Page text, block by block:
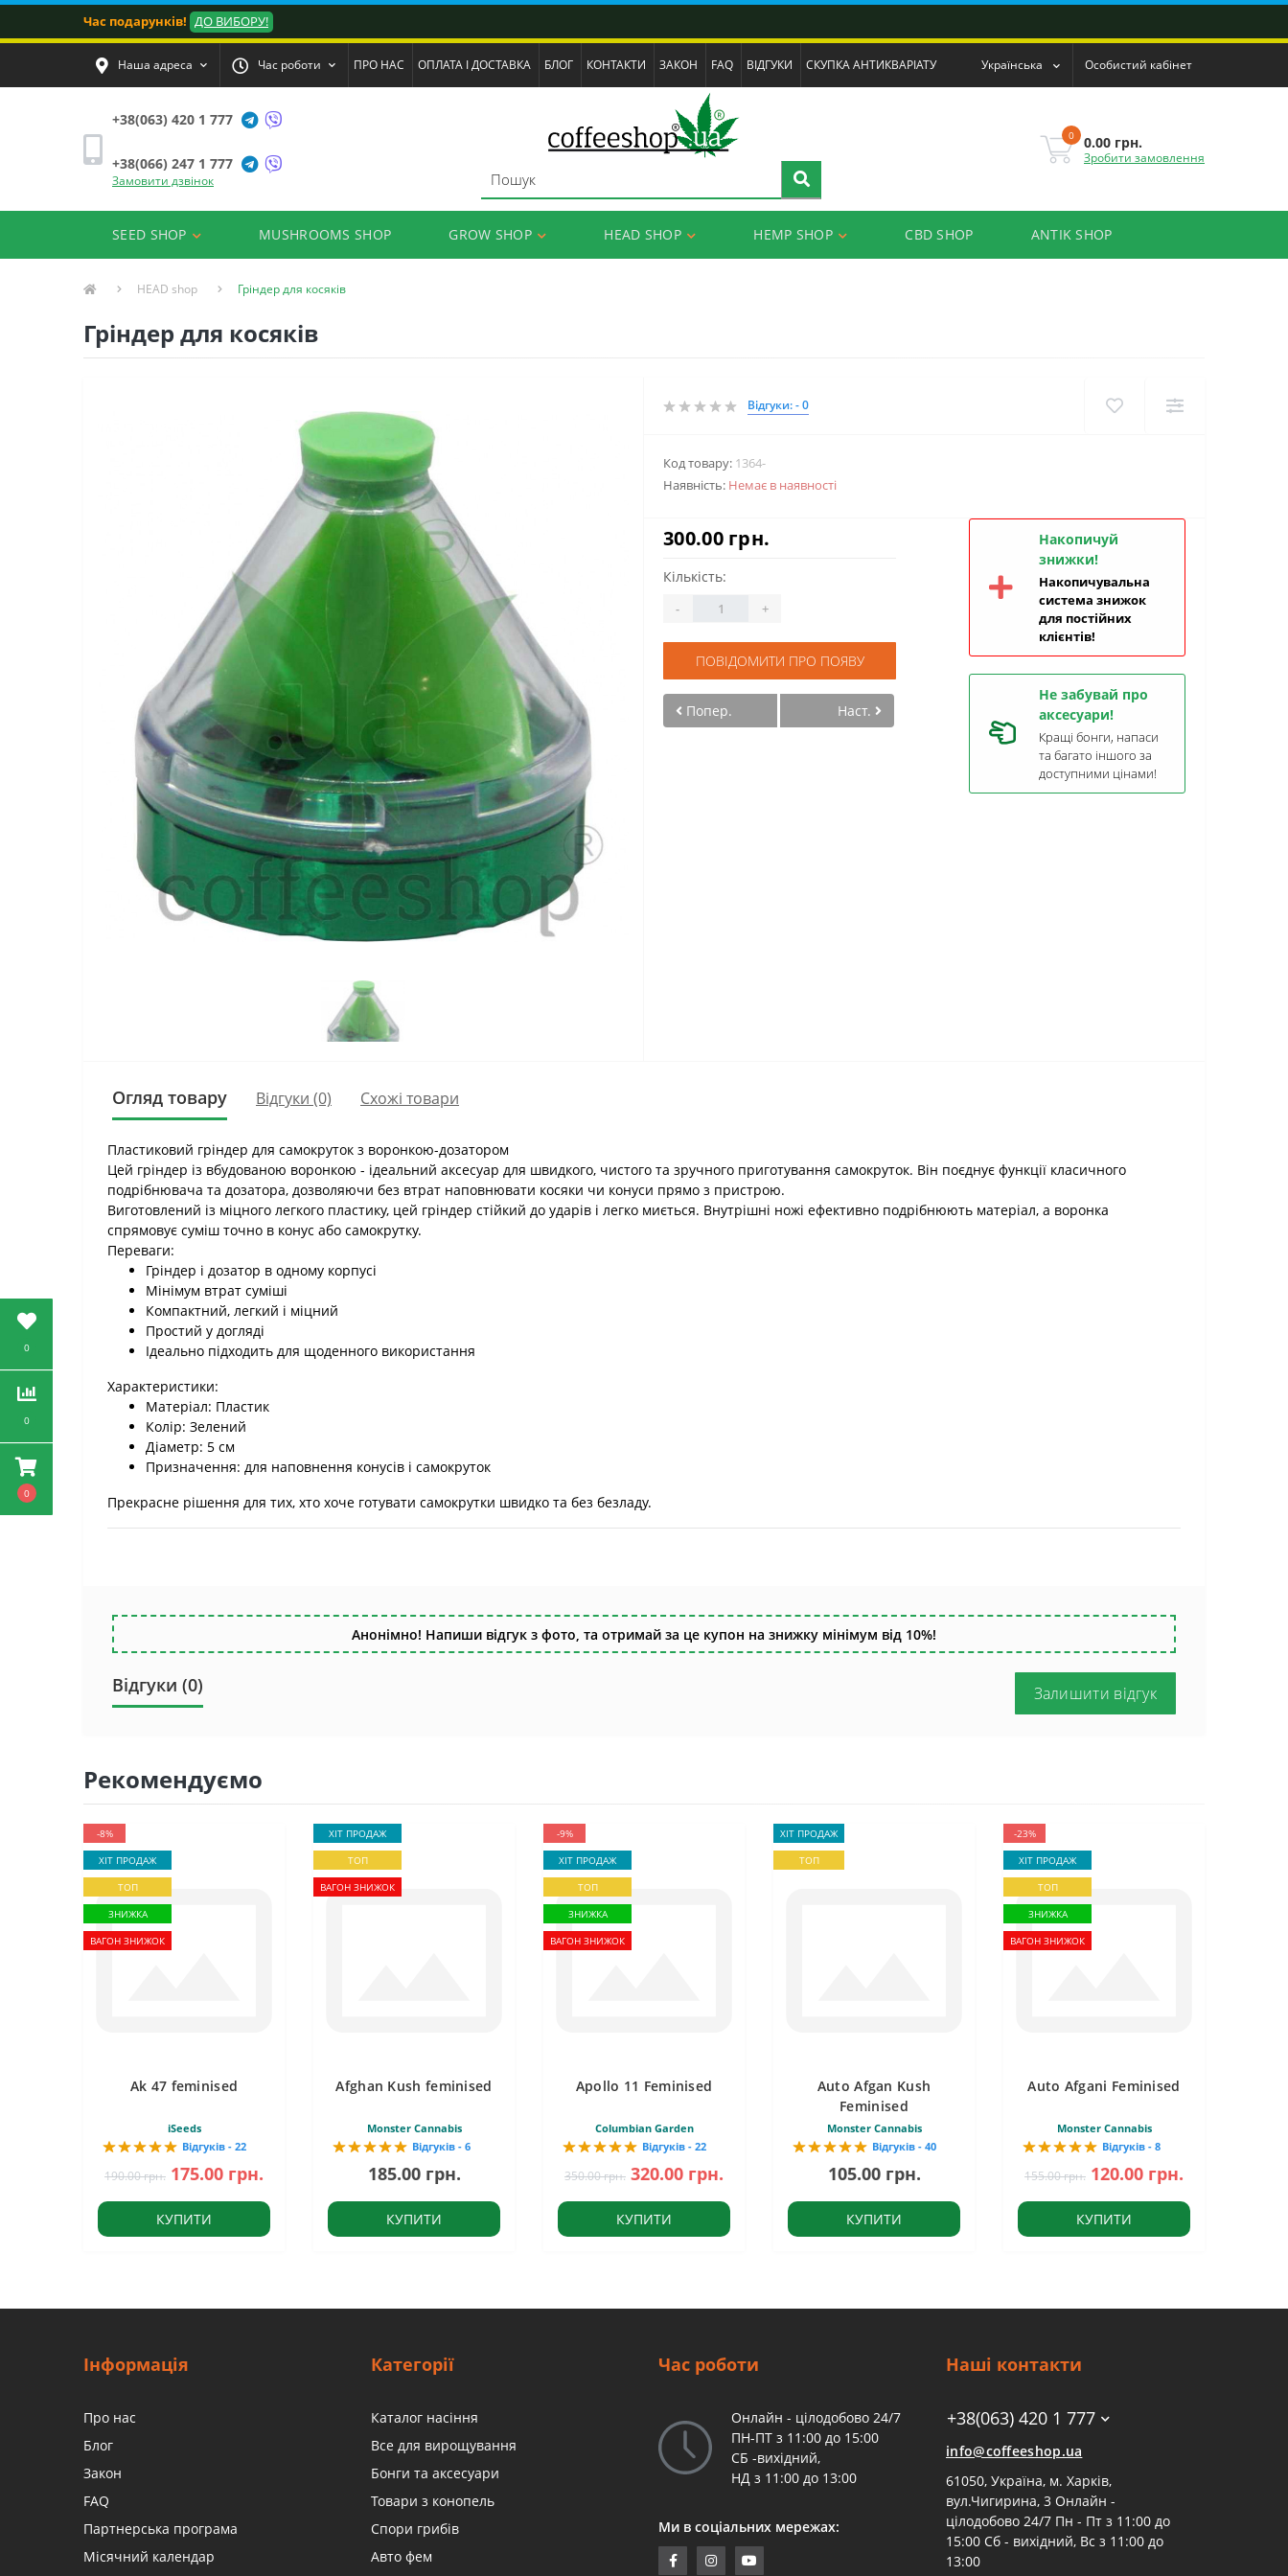
0
0
0
Час подарунків! ДО ВИБОРУ!
Наша адреса Час роботи ПРО НАС ОПЛАТА І ДОСТАВКА БЛОГ КОНТАКТИ ЗАКОН FAQ ВІДГУКИ СКУПКА АНТИКВАРІАТУ Українська Особистий кабінет
+38(063) 420 1 777
+38(066) 247 1 777
Замовити дзвінок
0 0.00 грн.
Зробити замовлення
SEED SHOP MUSHROOMS SHOP GROW SHOP HEAD SHOP HEMP SHOP CBD SHOP ANTIK SHOP
HEAD shop Гріндер для косяків
Гріндер для косяків
Відгуки: - 0
Код товару: 1364-
Наявність: Немає в наявності
300.00 грн.
Кількість:
- +
ПОВІДОМИТИ ПРО ПОЯВУ
Попер. Наст.
Накопичуй
знижки!
Накопичувальна
система знижок
для постійних
клієнтів!
Не забувай про
аксесуари!
Кращі бонги, напаси
та багато іншого за
доступними цінами!
Огляд товару Відгуки (0) Схожі товари
Пластиковий гріндер для самокруток з воронкою-дозатором
Цей гріндер із вбудованою воронкою - ідеальний аксесуар для швидкого, чистого та зручного приготування самокруток. Він поєднує функції класичного
подрібнювача та дозатора, дозволяючи без втрат наповнювати косяки чи конуси прямо з пристрою.
Виготовлений із міцного легкого пластику, цей гріндер стійкий до ударів і легко миється. Внутрішні ножі ефективно подрібнюють матеріал, а воронка
спрямовує суміш точно в конус або самокрутку.
Переваги:
Гріндер і дозатор в одному корпусі
Мінімум втрат суміші
Компактний, легкий і міцний
Простий у догляді
Ідеально підходить для щоденного використання
Характеристики:
Матеріал: Пластик
Колір: Зелений
Діаметр: 5 см
Призначення: для наповнення конусів і самокруток
Прекрасне рішення для тих, хто хоче готувати самокрутки швидко та без безладу.
Анонімно! Напиши відгук з фото, та отримай за це купон на знижку мінімум від 10%!
Відгуки (0) Залишити відгук
Рекомендуємо
-8%
ХІТ ПРОДАЖ
ТОП
ЗНИЖКА
ВАГОН ЗНИЖОК
Ak 47 feminised
iSeeds
Відгуків - 22
190.00 грн. 175.00 грн.
КУПИТИ
ХІТ ПРОДАЖ
ТОП
ВАГОН ЗНИЖОК
Afghan Kush feminised
Monster Cannabis
Відгуків - 6
185.00 грн.
КУПИТИ
-9%
ХІТ ПРОДАЖ
ТОП
ЗНИЖКА
ВАГОН ЗНИЖОК
Apollo 11 Feminised
Columbian Garden
Відгуків - 22
350.00 грн. 320.00 грн.
КУПИТИ
ХІТ ПРОДАЖ
ТОП
Auto Afgan Kush
Feminised
Monster Cannabis
Відгуків - 40
105.00 грн.
КУПИТИ
-23%
ХІТ ПРОДАЖ
ТОП
ЗНИЖКА
ВАГОН ЗНИЖОК
Auto Afgani Feminised
Monster Cannabis
Відгуків - 8
155.00 грн. 120.00 грн.
КУПИТИ
Інформація
Про нас
Блог
Закон
FAQ
Партнерська програма
Місячний календар
Категорії
Каталог насіння
Все для вирощування
Бонги та аксесуари
Товари з конопель
Спори грибів
Авто фем
Час роботи
Онлайн - цілодобово 24/7
ПН-ПТ з 11:00 до 15:00
СБ -вихідний,
НД з 11:00 до 13:00
Ми в соціальних мережах:
Наші контакти
+38(063) 420 1 777
info@coffeeshop.ua
61050, Україна, м. Харків,
вул.Чигирина, 3 Онлайн -
цілодобово 24/7 Пн - Пт з 11:00 до
15:00 Сб - вихідний, Вс з 11:00 до
13:00